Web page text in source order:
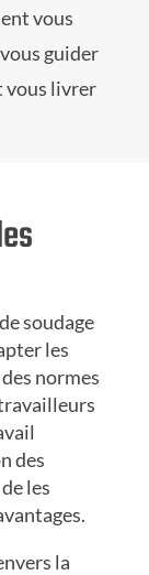
vous
guider
vous livrer
soudage
les
normes
des
les
la